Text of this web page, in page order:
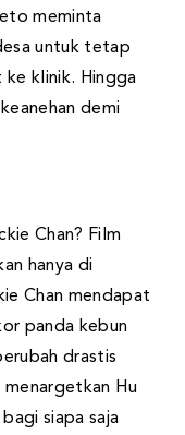
meminta
untuk tetap
ke klinik. Hingga
demi
Chan? Film
hanya di
Chan mendapat
panda kebun
drastis
Hu
siapa saja